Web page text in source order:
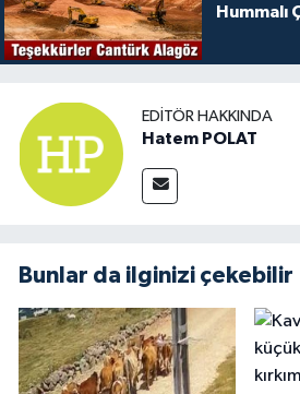
Hummalı
EDITÖR HAKKINDA
Hatem POLAT
Bunlar da ilginizi çekebilir